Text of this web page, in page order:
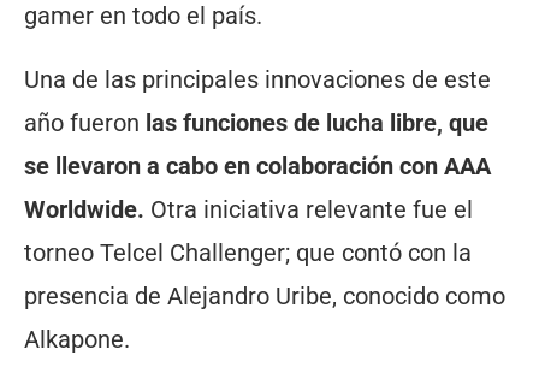
gamer en todo el país.
Una de las principales innovaciones de este
año fueron las funciones de lucha libre, que
se llevaron a cabo en colaboración con AAA
Worldwide. Otra iniciativa relevante fue el
torneo Telcel Challenger; que contó con la
presencia de Alejandro Uribe, conocido como
Alkapone.